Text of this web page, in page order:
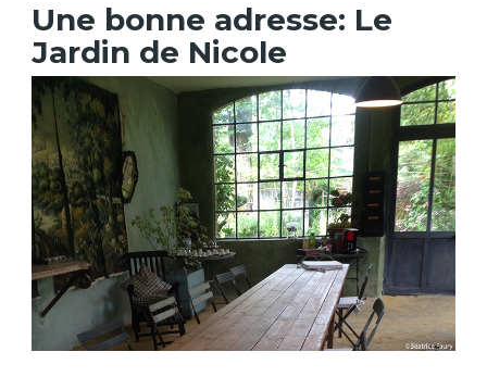
Une bonne adresse: Le
Jardin de Nicole